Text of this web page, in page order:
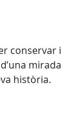
conservar i
mirada
història.